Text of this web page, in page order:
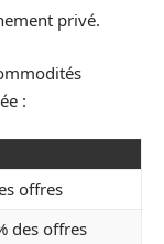
privé.
:
offres
des offres